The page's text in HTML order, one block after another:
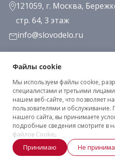
121059, г. Москва,
стр. 64, 3 этаж
info@slovodelo.ru
Заказать звонок
Подписаться на
Клиентское соглашение
Политика
2026 © «Словодело». Все
Файлы cookie
Мы используем файлы cookie,
специалистами и третьими
нашем веб-сайте, что позволяет
пользователями и
нашего сайта, вы принимаете
подробные сведения смотрите в
файлов Cookie.
Принимаю Не